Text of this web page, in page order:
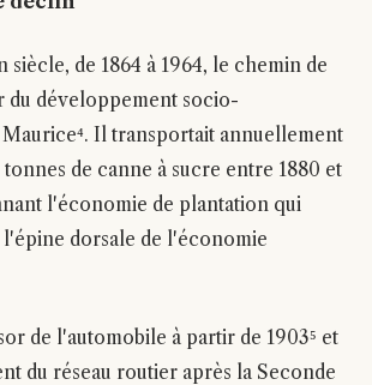
siècle, de 1864 à 1964, le chemin de
du développement socio-
Il transportait annuellement
de canne à sucre entre 1880 et
l'économie de plantation qui
dorsale de l'économie
de l'automobile à partir de 1903⁵ et
du réseau routier après la Seconde